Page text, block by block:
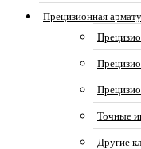
Прецизионная
Точные
Другие